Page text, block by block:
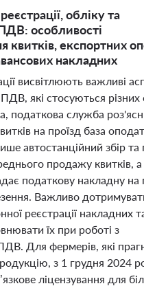
обліку та
особливості
квитків, експортних
накладних
висвітлюють важливі
які стосуються різних
податкова служба
на проїзд база
автостанційний збір та
продажу квитків, а
податкову накладну на
Важливо
реєстрації накладних
їх при роботі з
Для фермерів, які
з 1 грудня 2024
ліцензування для